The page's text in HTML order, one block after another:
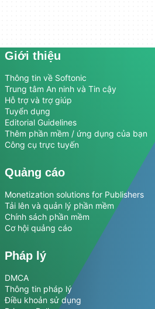
Giới thiệu
Thông tin về Softonic
Trung tâm An ninh và Tin cậy
Hỗ trợ và trợ giúp
Tuyển dụng
Editorial Guidelines
Thêm phần mềm / ứng dụng của bạn
Công cụ trực tuyến
Quảng cáo
Monetization solutions for Publishers
Tải lên và quản lý phần mềm
Chính sách phần mềm
Cơ hội quảng cáo
Pháp lý
DMCA
Thông tin pháp lý
Điều khoản sử dụng